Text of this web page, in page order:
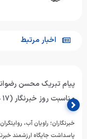
اخبار مرتبط
پیام تبریک محسن
مناسبت روز خبرنگار (۱۷ مرداد)
پاسداشت جایگاه ارزشمند